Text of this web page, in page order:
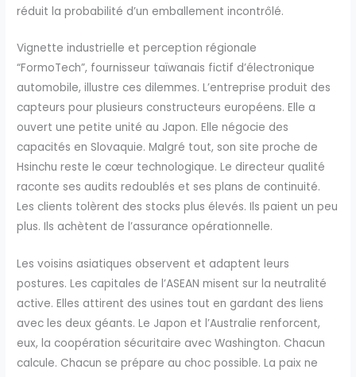
réduit la probabilité d’un emballement incontrôlé.
Vignette industrielle et perception régionale
“FormoTech”, fournisseur taïwanais fictif d’électronique
automobile, illustre ces dilemmes. L’entreprise produit des
capteurs pour plusieurs constructeurs européens. Elle a
ouvert une petite unité au Japon. Elle négocie des
capacités en Slovaquie. Malgré tout, son site proche de
Hsinchu reste le cœur technologique. Le directeur qualité
raconte ses audits redoublés et ses plans de continuité.
Les clients tolèrent des stocks plus élevés. Ils paient un peu
plus. Ils achètent de l’assurance opérationnelle.
Les voisins asiatiques observent et adaptent leurs
postures. Les capitales de l’ASEAN misent sur la neutralité
active. Elles attirent des usines tout en gardant des liens
avec les deux géants. Le Japon et l’Australie renforcent,
eux, la coopération sécuritaire avec Washington. Chacun
calcule. Chacun se prépare au choc possible. La paix ne